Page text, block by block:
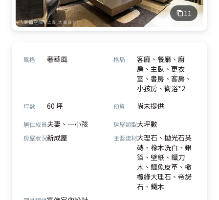
11
風格 奢華風 格局
客廳、餐廳、廚
房、主臥、更衣
室、書房、客房、
小孩房、衛浴*2
坪數 60 坪 預算 尚未提供
居住成員夫妻、一小孩 房屋類型大坪數
房屋狀況新成屋 主要建材大理石、拋光石英
磚、橡木洗白、銀
箔、壁紙、鐵刀
木、鱷魚皮革、橄
欖綠大理石、帝諾
石、鐵木